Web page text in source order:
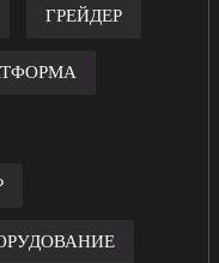
ГРЕЙДЕР